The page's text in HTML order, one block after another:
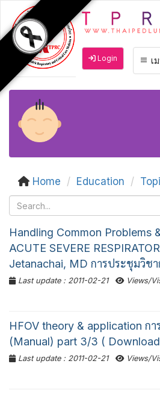
เ
Login
Home Education
Handling Common Problems
ACUTE SEVERE
Jetanachai, MD การประชุมวิช
Last update : 2011-02-21 Views/
HFOV theory & application ก
(Manual) part 3/3 (
Last update : 2011-02-21 Views/